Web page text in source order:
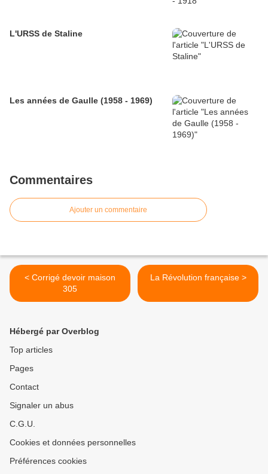
L'URSS de Staline
Les années de Gaulle (1958 - 1969)
Commentaires
Ajouter un commentaire
< Corrigé devoir maison
305
La Révolution française >
Hébergé par Overblog
Top articles
Pages
Contact
Signaler un abus
C.G.U.
Cookies et données personnelles
Préférences cookies